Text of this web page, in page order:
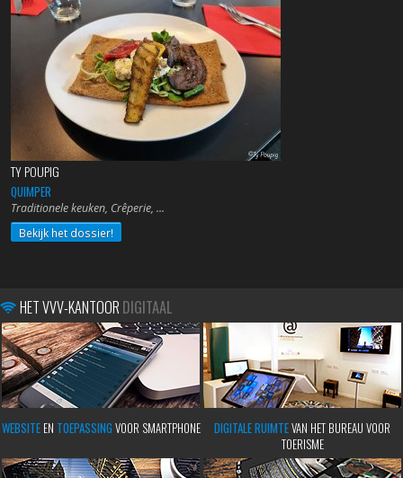
TY POUPIG
QUIMPER
Traditionele keuken, Crêperie,
Bekijk het dossier!
HET VVV-KANTOOR DIGITAAL
WEBSITEEN TOEPASSING VOOR SMARTPHONE DIGITALE RUIMTEVAN HET BUREAU VOOR
TOERISME